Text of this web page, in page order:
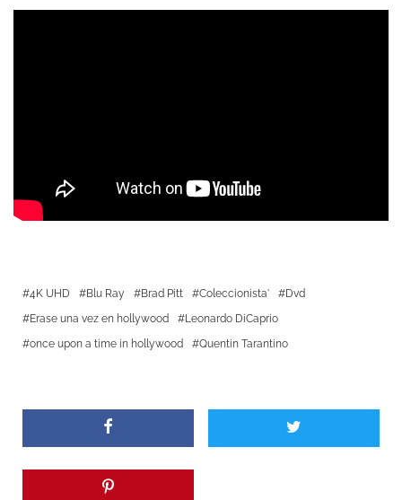
4K UHD Blu Ray Brad Pitt Coleccionista'
Dvd
Erase una vez en hollywood
Leonardo DiCaprio
once upon a time in hollywood
Quentin Tarantino